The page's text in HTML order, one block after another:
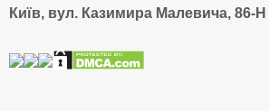
Київ, вул. Казимира Малевича, 86-Н